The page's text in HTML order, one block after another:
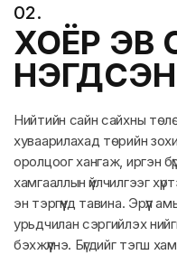
02.
ХОЁР ЭВ
Нийтийн сайн сайхны
хуваарилахад төрийн
оролцоог хангаж, иргэн
хамгааллын үйлчилгээг
эн тэргүүнд тавина. Эрүүл
урьдчилан сэргийлэх
бэхжүүлнэ. Бүгдийг тэгш